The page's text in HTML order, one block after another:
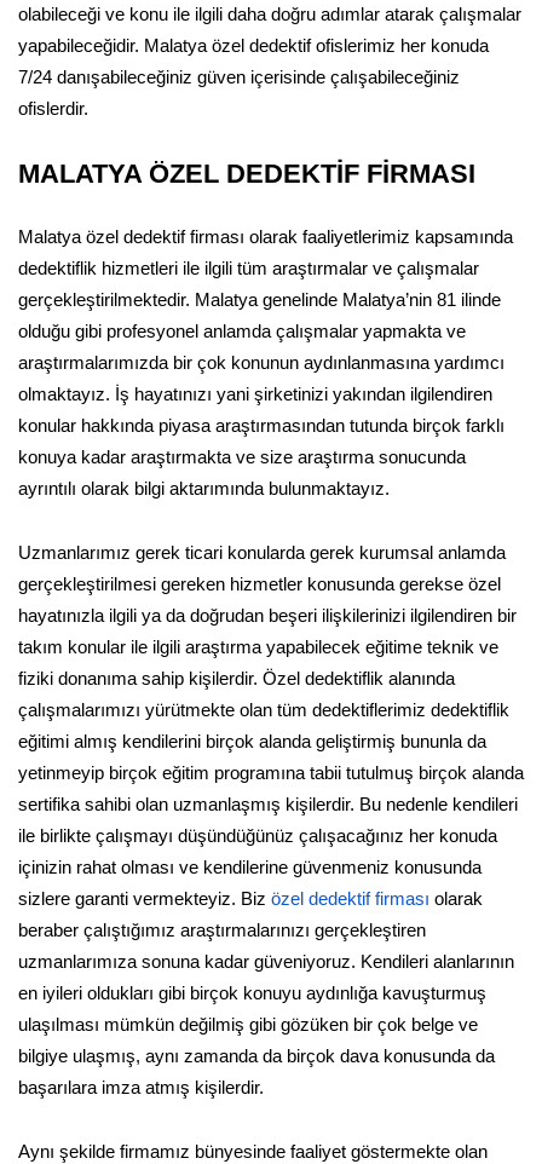
olabileceği ve konu ile ilgili daha doğru adımlar atarak çalışmalar
yapabileceğidir. Malatya özel dedektif ofislerimiz her konuda
7/24 danışabileceğiniz güven içerisinde çalışabileceğiniz
ofislerdir.
MALATYA ÖZEL DEDEKTİF FİRMASI
Malatya özel dedektif firması olarak faaliyetlerimiz kapsamında
dedektiflik hizmetleri ile ilgili tüm araştırmalar ve çalışmalar
gerçekleştirilmektedir. Malatya genelinde Malatya’nin 81 ilinde
olduğu gibi profesyonel anlamda çalışmalar yapmakta ve
araştırmalarımızda bir çok konunun aydınlanmasına yardımcı
olmaktayız. İş hayatınızı yani şirketinizi yakından ilgilendiren
konular hakkında piyasa araştırmasından tutunda birçok farklı
konuya kadar araştırmakta ve size araştırma sonucunda
ayrıntılı olarak bilgi aktarımında bulunmaktayız.
Uzmanlarımız gerek ticari konularda gerek kurumsal anlamda
gerçekleştirilmesi gereken hizmetler konusunda gerekse özel
hayatınızla ilgili ya da doğrudan beşeri ilişkilerinizi ilgilendiren bir
takım konular ile ilgili araştırma yapabilecek eğitime teknik ve
fiziki donanıma sahip kişilerdir. Özel dedektiflik alanında
çalışmalarımızı yürütmekte olan tüm dedektiflerimiz dedektiflik
eğitimi almış kendilerini birçok alanda geliştirmiş bununla da
yetinmeyip birçok eğitim programına tabii tutulmuş birçok alanda
sertifika sahibi olan uzmanlaşmış kişilerdir. Bu nedenle kendileri
ile birlikte çalışmayı düşündüğünüz çalışacağınız her konuda
içinizin rahat olması ve kendilerine güvenmeniz konusunda
sizlere garanti vermekteyiz. Biz özel dedektif firması olarak
beraber çalıştığımız araştırmalarınızı gerçekleştiren
uzmanlarımıza sonuna kadar güveniyoruz. Kendileri alanlarının
en iyileri oldukları gibi birçok konuyu aydınlığa kavuşturmuş
ulaşılması mümkün değilmiş gibi gözüken bir çok belge ve
bilgiye ulaşmış, aynı zamanda da birçok dava konusunda da
başarılara imza atmış kişilerdir.
Aynı şekilde firmamız bünyesinde faaliyet göstermekte olan